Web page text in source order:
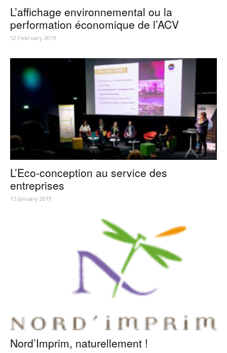
L’affichage environnemental ou la
performation économique de l’ACV
12 February 2019
L’Eco-conception au service des
entreprises
15 January 2019
Nord’Imprim, naturellement !